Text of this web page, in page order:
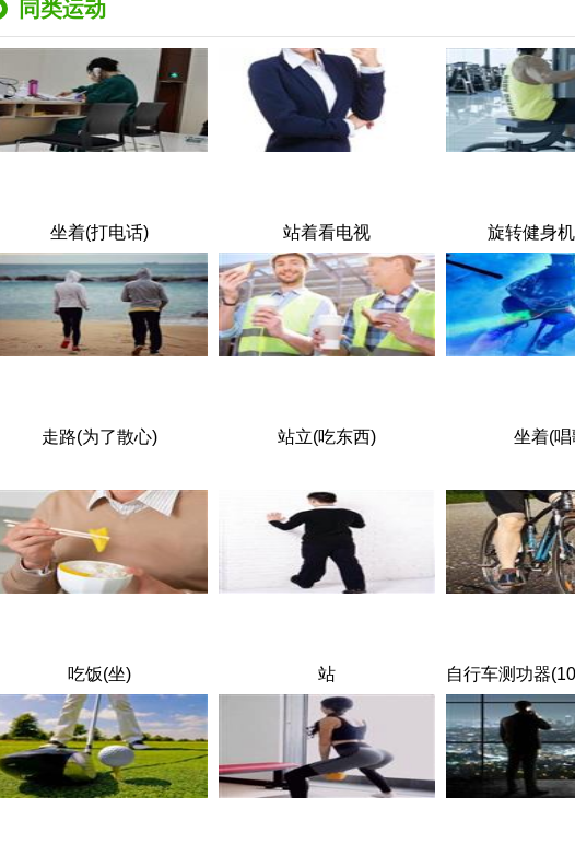
同类运动
坐着(打电话) 站着看电视 旋转健身
走路(为了散心) 站立(吃东西) 坐着(唱
吃饭(坐) 站